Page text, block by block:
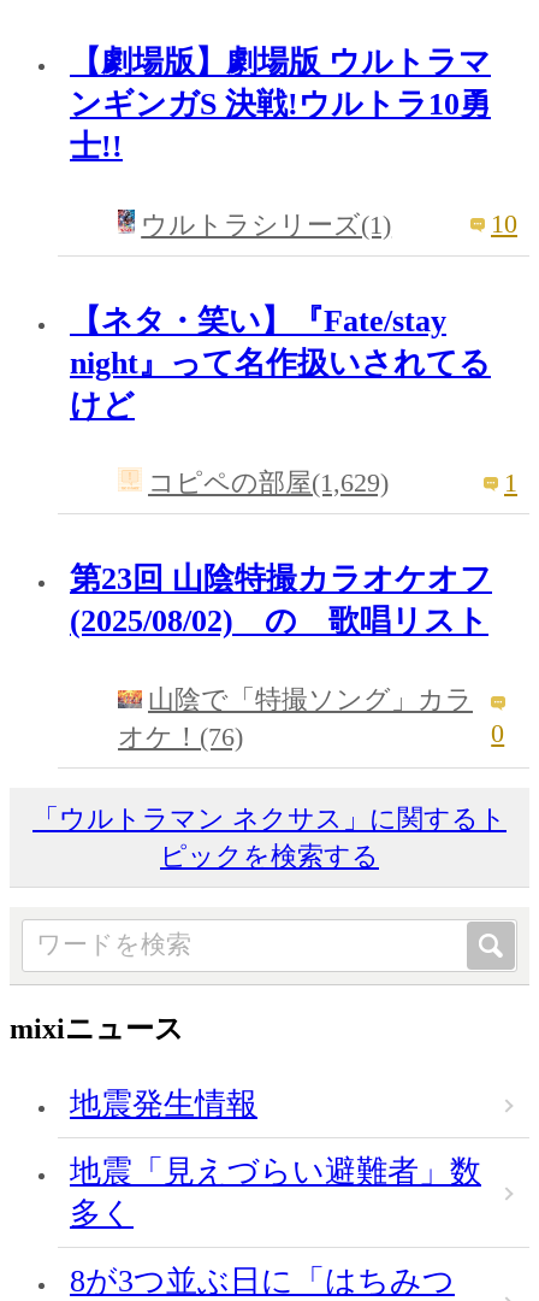
【劇場版】劇場版 ウルトラマ
ンギンガS 決戦!ウルトラ10勇
士!!
ウルトラシリーズ(1) 10
【ネタ・笑い】『Fate/stay
night』って名作扱いされてる
けど
コピペの部屋(1,629) 1
第23回 山陰特撮カラオケオフ
(2025/08/02) の 歌唱リスト
山陰で「特撮ソング」カラ
オケ！(76)
0
「ウルトラマン ネクサス」に関するト
ピックを検索する
mixiニュース
地震発生情報
地震「見えづらい避難者」数
多く
8が3つ並ぶ日に「はちみつ